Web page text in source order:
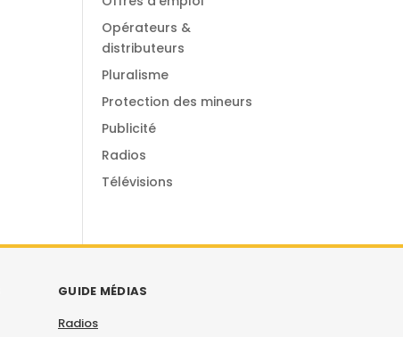
Opérateurs &
distributeurs
Pluralisme
Protection des mineurs
Publicité
Radios
Télévisions
GUIDE MÉDIAS
Radios